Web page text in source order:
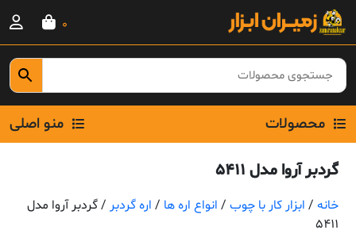
Skip
content
0
محصولات منو اصلی
گردبر آروا مدل 5411
خانه / ابزار کار با چوب / انواع اره ها / اره گردبر / گردبر آروا مدل
5411